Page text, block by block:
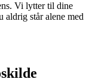
Vi lytter til dine
aldrig står alene med